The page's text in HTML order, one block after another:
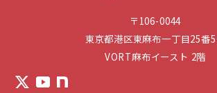
〒106-0044
東京都港区東麻布一丁目25番
VORT麻布イースト 2階